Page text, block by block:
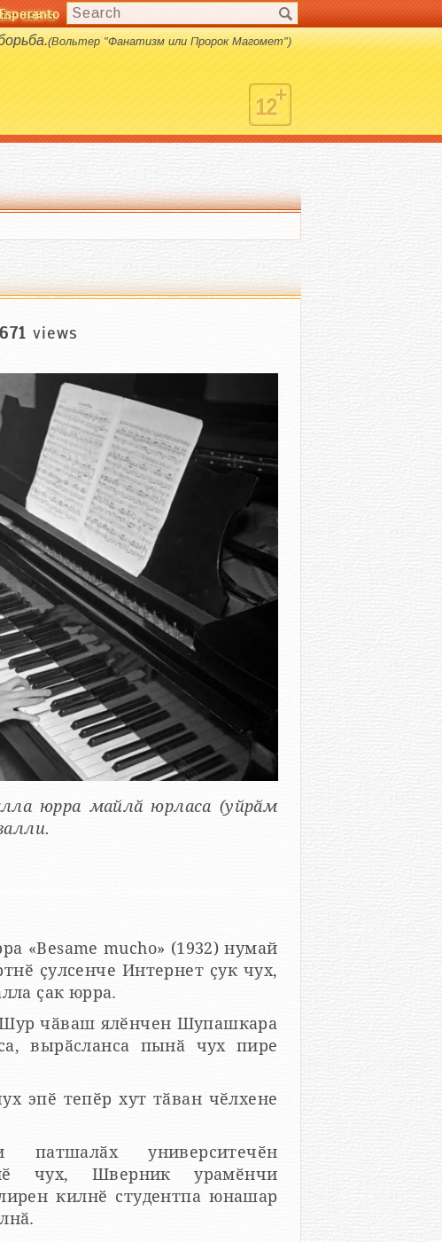
users.
(Вольтер "Фанатизм или Пророк Магомет")
views
юрра майлӑ юрласа (уйрӑм
«Besame mucho» (1932) нумай
ҫулсенче Интернет ҫук чух,
ҫак юрра.
Шур чӑваш ялӗнчен Шупашкара
вырӑсланса пынӑ чух пире
эпӗ тепӗр хут тӑван чӗлхене
университечӗн
чух, Шверник урамӗнчи
килнӗ студентпа юнашар